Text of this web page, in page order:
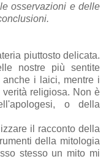
osservazioni e delle
piuttosto delicata.
nostre più sentite
anche i laici, mentre i
religiosa. Non è
o della
il racconto della
della mitologia
stesso un mito mi